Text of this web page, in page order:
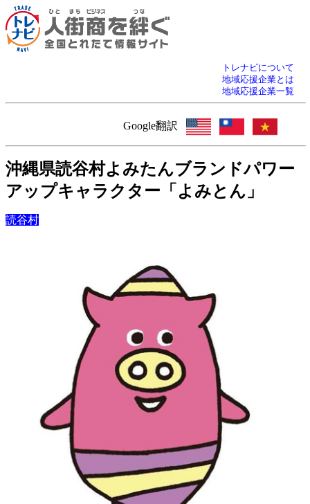
トレナビについて
地域応援企業とは
地域応援企業一覧
Google翻訳
沖縄県読谷村よみたんブランドパワー
アップキャラクター「よみとん」
読谷村